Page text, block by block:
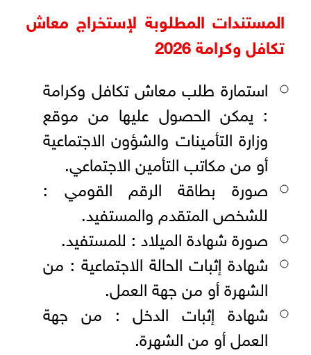
المستندات المطلوبة لإستخراج معاش
تكافل وكرامة 2026
استمارة طلب معاش تكافل وكرامة
: يمكن الحصول عليها من موقع
وزارة التأمينات والشؤون الاجتماعية
أو من مكاتب التأمين الاجتماعي.
صورة بطاقة الرقم القومي :
للشخص المتقدم والمستفيد.
صورة شهادة الميلاد : للمستفيد.
شهادة إثبات الحالة الاجتماعية : من
الشهرة أو من جهة العمل.
شهادة إثبات الدخل : من جهة
العمل أو من الشهرة.